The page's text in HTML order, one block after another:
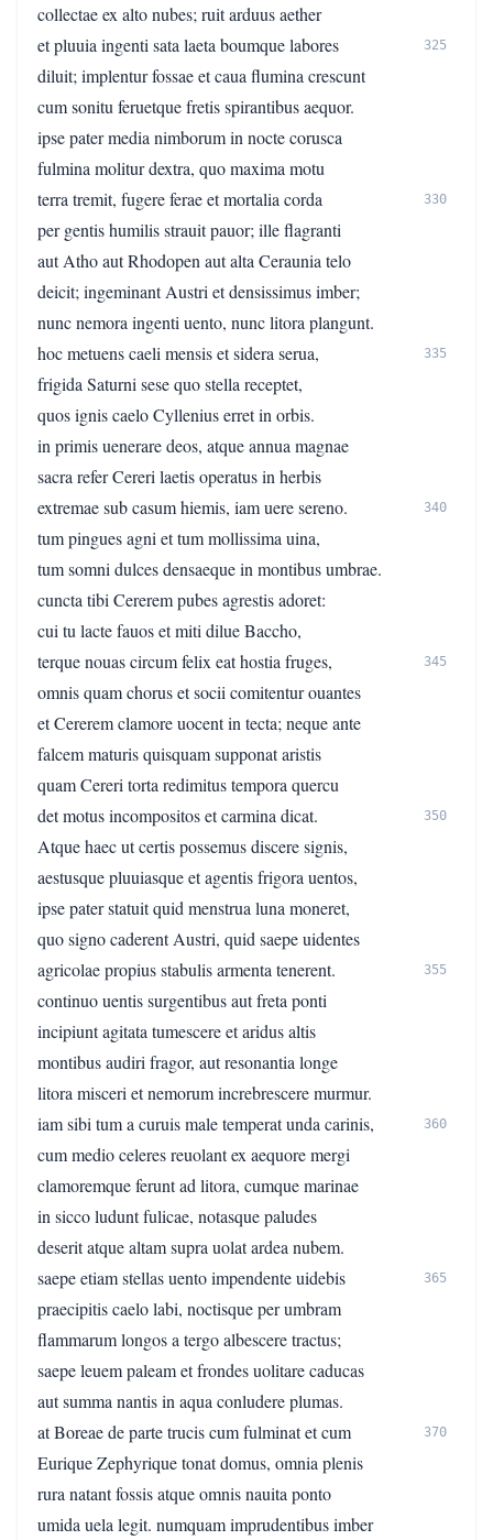
collectae ex alto nubes; ruit arduus aether
et pluuia ingenti sata laeta boumque labores
325
diluit; implentur fossae et caua flumina crescunt
cum sonitu feruetque fretis spirantibus aequor.
ipse pater media nimborum in nocte corusca
fulmina molitur dextra, quo maxima motu
terra tremit, fugere ferae et mortalia corda
330
per gentis humilis strauit pauor; ille flagranti
aut Atho aut Rhodopen aut alta Ceraunia telo
deicit; ingeminant Austri et densissimus imber;
nunc nemora ingenti uento, nunc litora plangunt.
hoc metuens caeli mensis et sidera serua,
335
frigida Saturni sese quo stella receptet,
quos ignis caelo Cyllenius erret in orbis.
in primis uenerare deos, atque annua magnae
sacra refer Cereri laetis operatus in herbis
extremae sub casum hiemis, iam uere sereno.
340
tum pingues agni et tum mollissima uina,
tum somni dulces densaeque in montibus umbrae.
cuncta tibi Cererem pubes agrestis adoret:
cui tu lacte fauos et miti dilue Baccho,
terque nouas circum felix eat hostia fruges,
345
omnis quam chorus et socii comitentur ouantes
et Cererem clamore uocent in tecta; neque ante
falcem maturis quisquam supponat aristis
quam Cereri torta redimitus tempora quercu
det motus incompositos et carmina dicat.
350
Atque haec ut certis possemus discere signis,
aestusque pluuiasque et agentis frigora uentos,
ipse pater statuit quid menstrua luna moneret,
quo signo caderent Austri, quid saepe uidentes
agricolae propius stabulis armenta tenerent.
355
continuo uentis surgentibus aut freta ponti
incipiunt agitata tumescere et aridus altis
montibus audiri fragor, aut resonantia longe
litora misceri et nemorum increbrescere murmur.
iam sibi tum a curuis male temperat unda carinis,
360
cum medio celeres reuolant ex aequore mergi
clamoremque ferunt ad litora, cumque marinae
in sicco ludunt fulicae, notasque paludes
deserit atque altam supra uolat ardea nubem.
saepe etiam stellas uento impendente uidebis
365
praecipitis caelo labi, noctisque per umbram
flammarum longos a tergo albescere tractus;
saepe leuem paleam et frondes uolitare caducas
aut summa nantis in aqua conludere plumas.
at Boreae de parte trucis cum fulminat et cum
370
Eurique Zephyrique tonat domus, omnia plenis
rura natant fossis atque omnis nauita ponto
umida uela legit. numquam imprudentibus imber